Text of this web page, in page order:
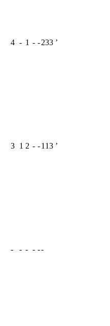
4 - 1 - -233 ʼ
3 1 2 - -113 ʼ
- - - - --